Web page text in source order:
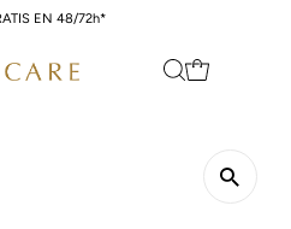
EN 48/72h*